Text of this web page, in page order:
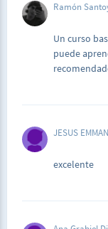
Ramón
Un curso
puede
JESUS
excelente